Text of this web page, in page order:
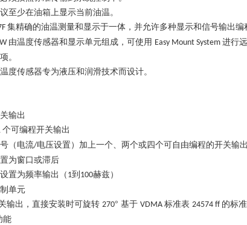
至少在油箱上显示当前油温。
集精确的油温测量和显示于一体，并允许多种显示和信号输出编
由温度传感器和显示单元组成，可使用 Easy Mount System 进行
。
度传感器专为液压和润滑技术而设计。
输出
个可编程开关输出
（电流/电压设置）加上一个、两个或四个可自由编程的开关输出
为窗口或滞后
置为频率输出（ 1到 100赫兹）
单元
输出，直接安装时可旋转 270° 基于 VDMA 标准表 24574 ff 的标
能